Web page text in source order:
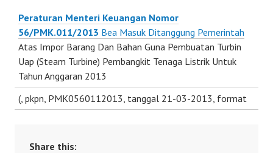
Peraturan Menteri Keuangan Nomor
56/PMK.011/2013 Bea Masuk Ditanggung Pemerintah
Atas Impor Barang Dan Bahan Guna Pembuatan Turbin
Uap (Steam Turbine) Pembangkit Tenaga Listrik Untuk
Tahun Anggaran 2013
(, pkpn, PMK0560112013, tanggal 21-03-2013, format
Share this: